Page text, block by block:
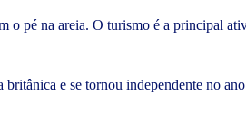
o pé na areia. O turismo é a principal
e se tornou independente no